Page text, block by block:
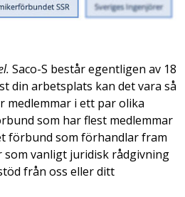
Saco-S består egentligen av 18
din arbetsplats kan det vara så
medlemmar i ett par olika
som har flest medlemmar
förbund som förhandlar fram
som vanligt juridisk rådgivning
från oss eller ditt